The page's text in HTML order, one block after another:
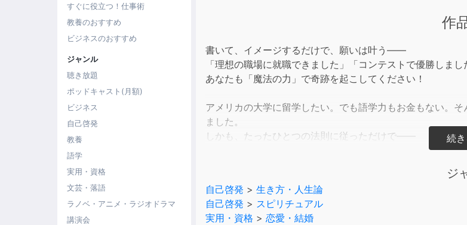
すぐに役立つ！仕事術
教養のおすすめ
ビジネスのおすすめ
ジャンル
聴き放題
ポッドキャスト(月額)
ビジネス
自己啓発
教養
語学
実用・資格
文芸・落語
ラノベ・アニメ・ラジオドラマ
講演会
作
書いて、イメージするだけで、願いは叶う――
「理想の職場に就職できました」「コンテストで優勝しまし
あなたも「魔法の力」で奇跡を起こしてください！
アメリカの大学に留学したい。でも語学力もお金もない。
ました。
しかも、たったひとつの法則に従っただけで――
２６歳のとき、一冊の本を通じて、「引き寄せの法則」と出
進学、結婚、お金という３つのことを実際に引き寄せて、「
以来、「意識・心」を独自に研究し、「思考」「イメージ」
ジ
自己啓発 > 生き方・人生論
自己啓発 > スピリチュアル
実用・資格 > 恋愛・結婚